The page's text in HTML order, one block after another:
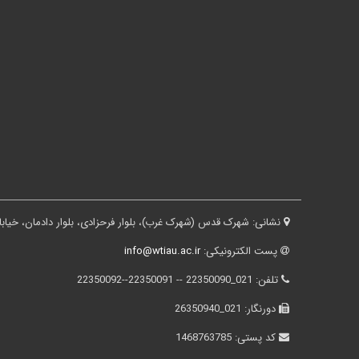
نشانی: شهرک قدس (شهرک غرب)، بلوار فرحزادی، بلوار دادمان، خیابان درختی، کوچه ثقفی، پلاک ۱۶،
پست الکترونیکی:info@wtiau.ac.ir
تلفن: 021_22350090 -- 22350091--22350092
دورنگار: 021_26350940
کد پستی: 1468763785